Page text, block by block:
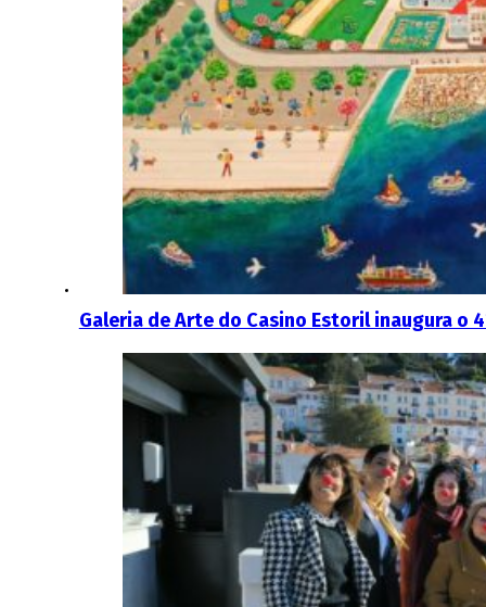
Galeria de Arte do Casino Estoril inaugura o